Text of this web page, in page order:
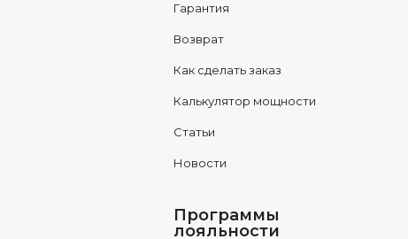
Гарантия
Возврат
Как сделать заказ
Калькулятор мощности
Статьи
Новости
Программы
лояльности